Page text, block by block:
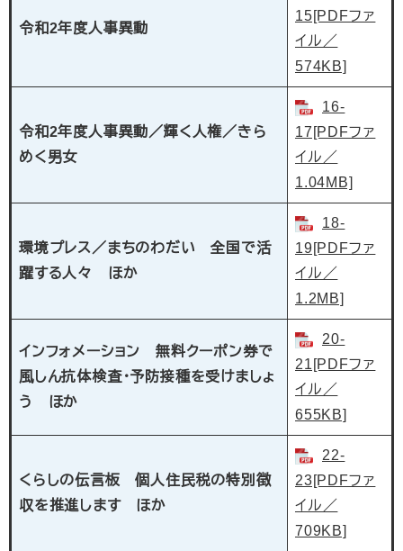
令和2年度人事異動
15[PDFファ
イル／
574KB]
令和2年度人事異動／輝く人権／きら
めく男女
16-
17[PDFファ
イル／
1.04MB]
環境プレス／まちのわだい 全国で活
躍する人々 ほか
18-
19[PDFファ
イル／
1.2MB]
インフォメーション 無料クーポン券で
風しん抗体検査・予防接種を受けましょ
う ほか
20-
21[PDFファ
イル／
655KB]
くらしの伝言板 個人住民税の特別徴
収を推進します ほか
22-
23[PDFファ
イル／
709KB]